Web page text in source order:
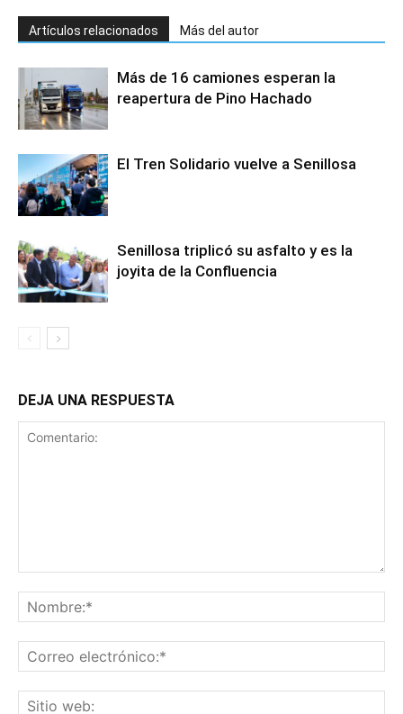
Artículos relacionados Más del autor
Más de 16 camiones esperan la
reapertura de Pino Hachado
El Tren Solidario vuelve a Senillosa
Senillosa triplicó su asfalto y es la
joyita de la Confluencia
DEJA UNA RESPUESTA